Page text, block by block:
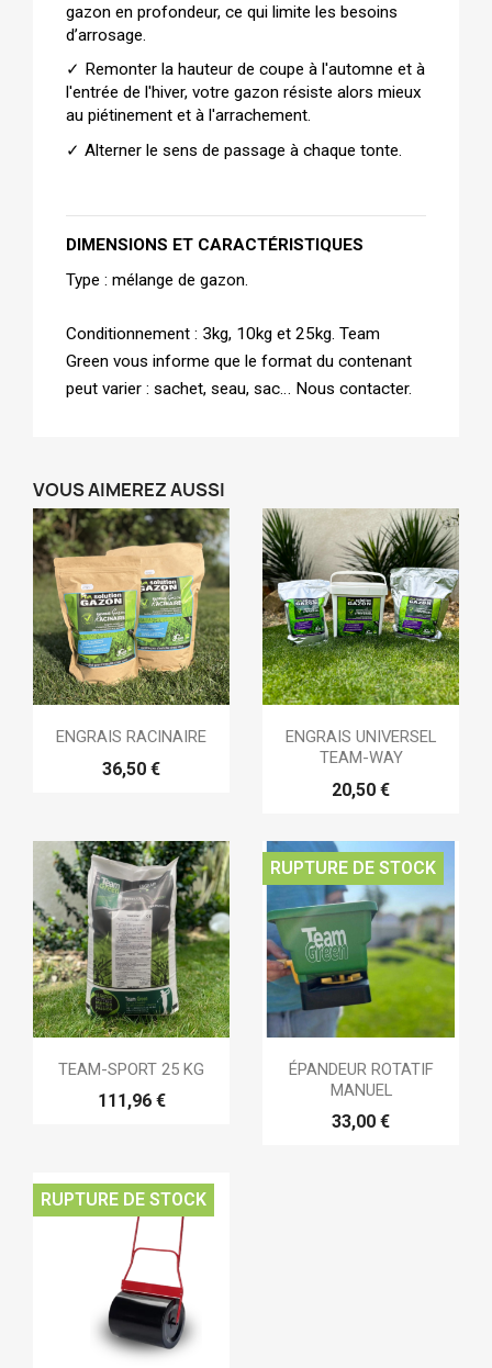
gazon en profondeur, ce qui limite les besoins
d’arrosage.
✓ Remonter la hauteur de coupe à l'automne et à
l'entrée de l'hiver, votre gazon résiste alors mieux
au piétinement et à l'arrachement.
✓ Alterner le sens de passage à chaque tonte.
DIMENSIONS ET CARACTÉRISTIQUES
Type : mélange de gazon.
Conditionnement : 3kg, 10kg et 25kg. Team
Green vous informe que le format du contenant
peut varier : sachet, seau, sac… Nous contacter.
VOUS AIMEREZ AUSSI
ENGRAIS RACINAIRE
36,50 €
ENGRAIS UNIVERSEL
TEAM-WAY
20,50 €
TEAM-SPORT 25 KG
111,96 €
ÉPANDEUR ROTATIF
MANUEL
33,00 €
RUPTURE DE STOCK
RUPTURE DE STOCK